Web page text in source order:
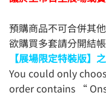
預購商品不可合併其
欲購買多套請分開結帳
【展場限定特裝版】
You could only
order contains “